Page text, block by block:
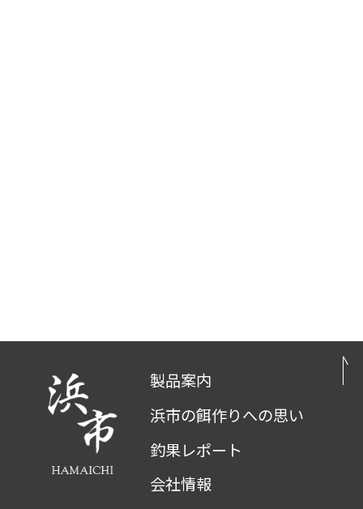
製品案内
浜市の餌作りへの思い
釣果レポート
会社情報